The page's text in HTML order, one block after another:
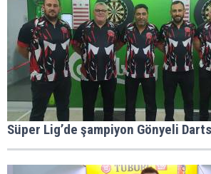
Süper Lig’de şampiyon Gönyeli